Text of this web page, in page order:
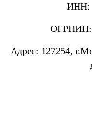
ИНН:
ОГРНИП:
Адрес: 127254,